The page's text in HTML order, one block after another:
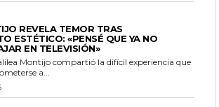
REVELA TEMOR TRAS
ESTÉTICO: «PENSÉ QUE YA NO
EN TELEVISIÓN»
Montijo compartió la difícil experiencia que
a...